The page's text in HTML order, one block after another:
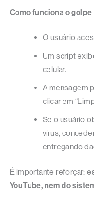
Como funciona o
O usuário
Um script
celular.
A mensagem
clicar em
Se o usuário
vírus,
entregando
É importante reforçar:
YouTube, nem do